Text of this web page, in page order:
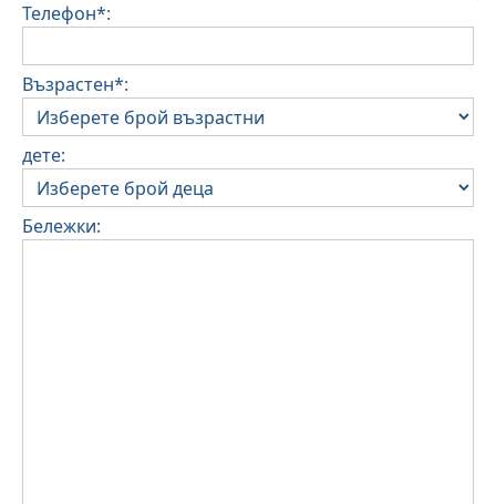
Телефон*:
Възрастен*:
дете:
Бележки: